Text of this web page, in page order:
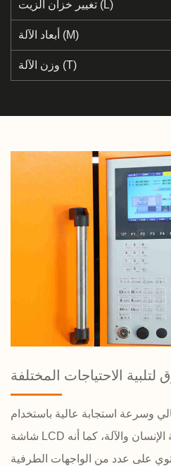
تغيير خزان الزيت (L)
أبعاد الآلة (M)
وزن الآلة (T)
الاحتياجات المختلفة
وسرعة استجابة عالية باستخدام
شاشة LCD ملونة. تشغيل سهل لواجهة الإنسان والآلة، كما أنه